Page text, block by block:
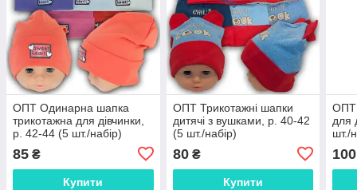
ОПТ Одинарна шапка
трикотажна для дівчинки,
р. 42-44 (5 шт./набір)
85 ₴
Купити
ОПТ Трикотажні шапки
дитячі з вушками, р. 40-42
(5 шт./набір)
80₴
Купити
ОПТ
для
шт./
100